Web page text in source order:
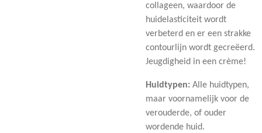
collageen, waardoor de
huidelasticiteit wordt
verbeterd en er een strakke
contourlijn wordt gecreëerd.
Jeugdigheid in een crème!
Huidtypen: Alle huidtypen,
maar voornamelijk voor de
verouderde, of ouder
wordende huid.